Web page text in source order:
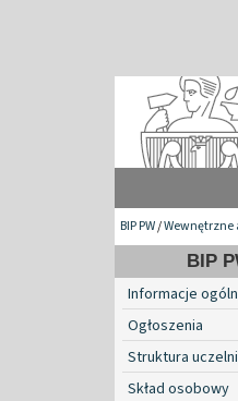
BIP PW/
BIP
Informacje
Ogłoszenia
Struktura uczelni
Skład osobowy